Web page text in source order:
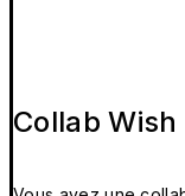
Collab Wish